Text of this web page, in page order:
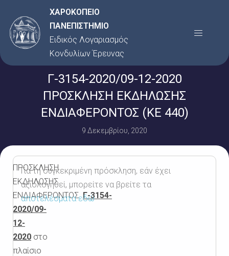
στο
περιεχόμενο
ΧΑΡΟΚΟΠΕΙΟ
ΠΑΝΕΠΙΣΤΗΜΙΟ
Ειδικός Λογαριασμός
Κονδυλίων Έρευνας
Menu
Γ-3154-2020/09-12-2020
ΠΡΟΣΚΛΗΣΗ ΕΚΔΗΛΩΣΗΣ
ΕΝΔΙΑΦΕΡΟΝΤΟΣ (KE 440)
9 Δεκεμβρίου, 2020
ΠΡΟΣΚΛΗΣΗ
ΕΚΔΗΛΩΣΗΣ
ΕΝΔΙΑΦΕΡΟΝΤΟΣΓ-3154-
2020/09-
12-
2020 στο
πλαίσιο
Για τη συγκεκριμένη πρόσκληση, εάν έχει
αξιολογηθεί, μπορείτε να βρείτε τα
αποτελέσματα εδώ